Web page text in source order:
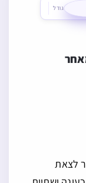
גודל
הערה בדעת התוס’ לענין לצאת מאחר
לצאת